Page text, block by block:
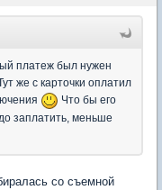
платеж был нужен
же с карточки оплатил
Что бы его
заплатить, меньше
со съемной